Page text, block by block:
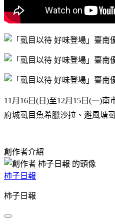
11 月 16 日 ( 日 )至12月 15 日 (一)南
府城虱目魚希臘沙拉、避風塘
創作者介紹
柿子日報
柿子日報